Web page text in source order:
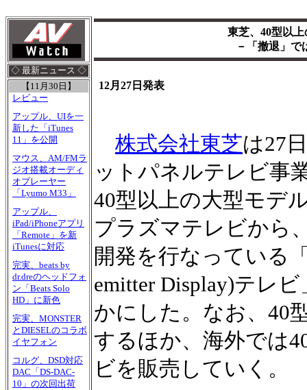
◇ 最新ニュース ◇
【11月30日】
レビュー
アップル、UIを一
新した「iTunes
11」を公開
マウス、AM/FMラ
ジオ搭載オーディ
オプレーヤー
「Lyumo M33」
アップル、
iPad/iPhoneアプリ
「Remote」を新
iTunesに対応
完実、beats by
dr.dreのヘッドフォ
ン「Beats Solo
HD」に新色
完実、MONSTER
とDIESELのコラボ
イヤフォン
コルグ、DSD対応
DAC「DS-DAC-
10」の次回出荷
東芝、40型以
－「撤退」で
12月27日発表
株式会社東芝は27
ットパネルテレビ事
40型以上の大型モデ
プラズマテレビから
開発を行なっている
emitter Display)テレ
かにした。なお、40
するほか、海外では
ビを販売していく。